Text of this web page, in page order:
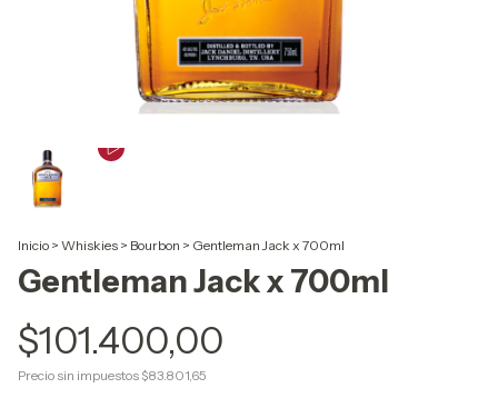
Inicio > Whiskies > Bourbon > Gentleman Jack x 700ml
Gentleman Jack x 700ml
$101.400,00
Precio sin impuestos $83.801,65